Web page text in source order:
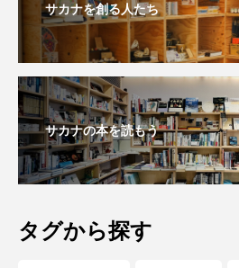
サカナを創る人たち
サカナの本を読もう
タグから探す